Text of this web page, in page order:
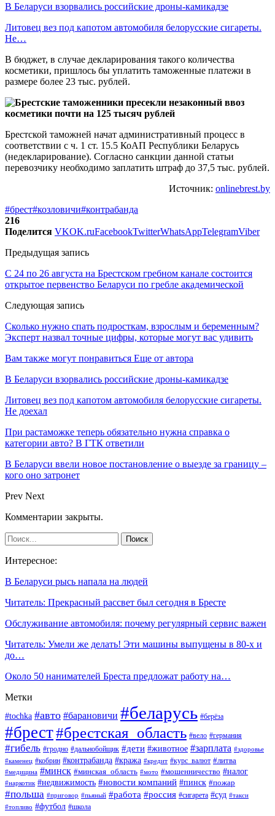
В Беларуси взорвались российские дроны-камикадзе
Литовец вез под капотом автомобиля белорусские сигареты.
Не…
В бюджет, в случае декларирования такого количества
косметики, пришлось бы уплатить таможенные платежи в
размере более 23 тыс. рублей.
Брестской таможней начат административный процесс в
соответствии с ч. 1 ст. 15.5 КоАП Республики Беларусь
(недекларирование). Согласно санкции данной статьи
перевозчику необходимо заплатить штраф до 37,5 тыс. рублей.
Источник: onlinebrest.by
#брест#козловичи#контрабанда
216
Поделится VKOK.ruFacebookTwitterWhatsAppTelegramViber
Предыдущая запись
С 24 по 26 августа на Брестском гребном канале состоится
открытое первенство Беларуси по гребле академической
Следующая запись
Сколько нужно спать подросткам, взрослым и беременным?
Эксперт назвал точные цифры, которые могут вас удивить
Вам также могут понравиться Еще от автора
В Беларуси взорвались российские дроны-камикадзе
Литовец вез под капотом автомобиля белорусские сигареты.
Не доехал
При растаможке теперь обязательно нужна справка о
категории авто? В ГТК ответили
В Беларуси ввели новое постановление о выезде за границу –
кого оно затронет
Prev Next
Комментарии закрыты.
Интересное:
В Беларуси рысь напала на людей
Читатель: Прекрасный рассвет был сегодня в Бресте
Обслуживание автомобиля: почему регулярный сервис важен
Читатель: Умели же делать! Эти машины выпущены в 80-х и
до…
Около 50 нанимателей Бреста предложат работу на…
Метки
#tochka #авто #барановичи #беларусь #берёза
#брест#брестская_область #вело #германия
#гибель #гродно #дальнобойщик #дети #животное #зарплата #здоровье
#каменец #кобрин #контрабанда #кража #кредит #курс_валют #литва
#медицина #минск #минская_область #мото #мошенничество #налог
#наркотик #недвижимость #новости компаний #пинск #пожар
#польша #приговор #пьяный #работа #россия #сигарета #суд #такси
#топливо #футбол #школа